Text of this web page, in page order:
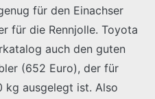
für den Einachser
für die Rennjolle. Toyota
auch den guten
(652 Euro), der für
kg ausgelegt ist. Also